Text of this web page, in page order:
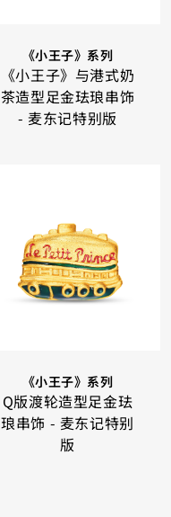
《小王子》系列
《小王子》与港式奶
茶造型足金珐琅串饰
- 麦东记特别版
《小王子》系列
Q版渡轮造型足金珐
琅串饰 - 麦东记特别
版